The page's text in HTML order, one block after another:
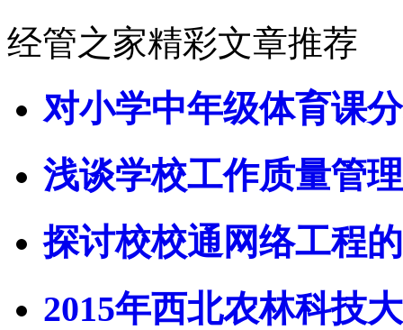
经管之家精彩文章推荐
对小学中年级体育课
浅谈学校工作质量管
探讨校校通网络工程
2015年西北农林科技大